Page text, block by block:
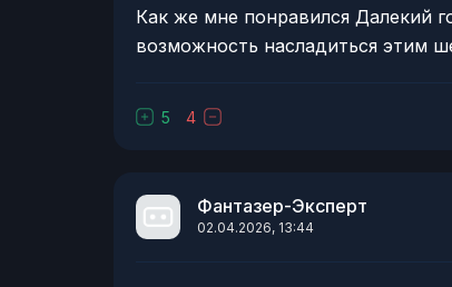
Как же мне понравился Далекий
возможность насладиться этим
5 4
Фантазер-Эксперт
02.04.2026, 13:44